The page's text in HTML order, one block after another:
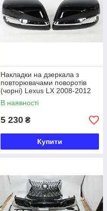
Накладки на дзеркала з
повторювачами поворотів
(чорні) Lexus LX 2008-2012
стиль 2012-2015
В наявності
5 230 ₴
Купити